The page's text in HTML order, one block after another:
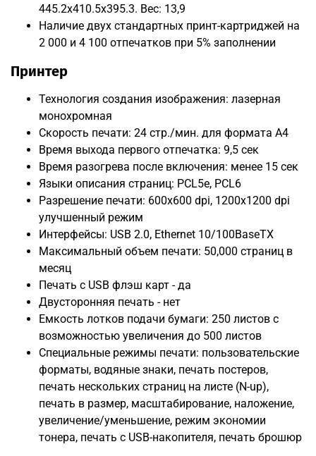
445.2x410.5x395.3. Вес: 13,9
Наличие двух стандартных принт-картриджей на
2 000 и 4 100 отпечатков при 5% заполнении
Принтер
Технология создания изображения: лазерная
монохромная
Скорость печати: 24 стр./мин. для формата A4
Время выхода первого отпечатка: 9,5 сек
Время разогрева после включения: менее 15 сек
Языки описания страниц: PCL5e, PCL6
Разрешение печати: 600x600 dpi, 1200x1200 dpi
улучшенный режим
Интерфейсы: USB 2.0, Ethernet 10/100BaseTX
Максимальный объем печати: 50,000 страниц в
месяц
Печать с USB флэш карт - да
Двусторонняя печать - нет
Емкость лотков подачи бумаги: 250 листов с
возможностью увеличения до 500 листов
Специальные режимы печати: пользовательские
форматы, водяные знаки, печать постеров,
печать нескольких страниц на листе (N-up),
печать в размер, масштабирование, наложение,
увеличение/уменьшение, режим экономии
тонера, печать с USB-накопителя, печать брошюр